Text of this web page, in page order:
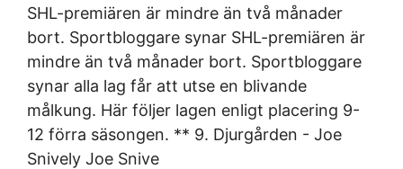
SHL-premiären är mindre än två månader
bort. Sportbloggare synar SHL-premiären är
mindre än två månader bort. Sportbloggare
synar alla lag får att utse en blivande
målkung. Här följer lagen enligt placering 9-
12 förra säsongen. ** 9. Djurgården - Joe
Snively Joe Snive